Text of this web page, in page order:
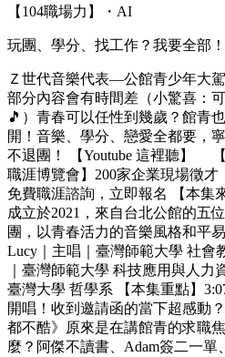
【104職場力】・AI
玩團、學分、找工作？我要全部
Ｚ世代音樂代表—公館青少年大
部分內容會有時間差（小驚喜：
🎵）青春可以任性到幾歲？館青
開！音樂、學分、戀愛全都要，
不退團！ 【Youtube 這裡聽】
職涯博覽會】200家企業現場徵才
免費職涯諮詢，立即報名 【本集
成立於2021，來自台北公館的五
團，以青春活力的音樂風格和平
Lucy｜主唱｜臺灣師範大學 社會
｜臺灣師範大學 科技應用與人力
臺灣大學 哲學系 【本集重點】
開唱！收到邀請函的當下超感動
都不酷》原來是在講館青的求職
麼？阿傑不讀書、Adam簽二一單